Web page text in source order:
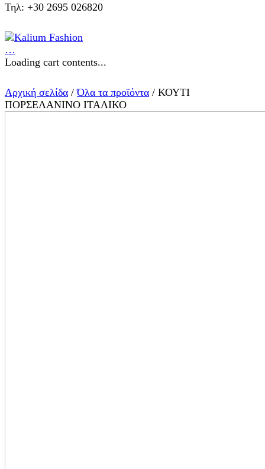
Τηλ: +30 2695 026820
…
Loading cart contents...
Αρχική σελίδα /Όλα τα προϊόντα / ΚΟΥΤΙ
ΠΟΡΣΕΛΑΝΙΝΟ ΙΤΑΛΙΚΟ